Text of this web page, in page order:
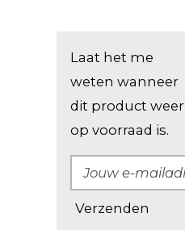
Laat het me
weten wanneer
dit product weer
op voorraad is.
Verzenden